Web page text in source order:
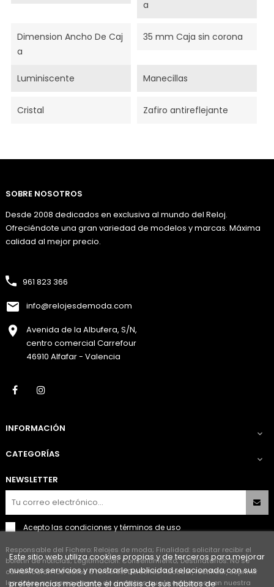
a
Dimension Ancho De Caj
A
35 mm Caja sin corona
Luminiscente Manecillas
Cristal Zafiro antireflejante
SOBRE NOSOTROS
Desde 2008 dedicados en exclusiva al mundo del Reloj.
Ofreciéndote una gran variedad de modelos y marcas. Máxima
calidad al mejor precio.
961 823 366
info@relojesdemoda.com
Avenida de la Albufera, S/N,
centro comercial Carrefour
46910 Alfafar - Valencia
Facebook
INFORMACIÓN 
CATEGORÍAS 
NEWSLETTER
Acepto las condiciones y términos de uso
Responsable del Fichero: Relojes de moda; Finalidad: solicitar recibir el
boletín de noticias; Legitimación: Consentimiento; Destinatarios: No se
comunicarán los datos a terceros; Derechos: Acceder, rectificar, suprimir
los datos así como el resto de derechos que le explicamos en nuestra
Este sitio web utiliza cookies propias y de terceros para mejorar
nuestros servicios y mostrarle publicidad relacionada con sus
preferencias mediante el análisis de sus hábitos de